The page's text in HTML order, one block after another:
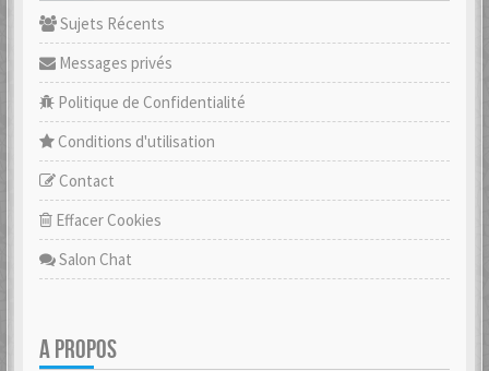
Sujets Récents
Messages privés
Politique de Confidentialité
Conditions d'utilisation
Contact
Effacer Cookies
Salon Chat
A PROPOS